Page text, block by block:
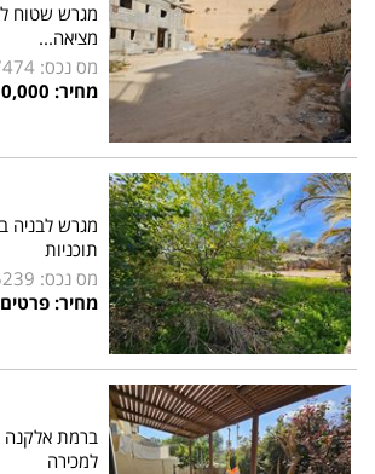
מגרש שטוח
מציאה...
מס נכס: 367474
מחיר:
מגרש לבניה
תוכניות
מס נכס: 355239
מחיר:
למכירה